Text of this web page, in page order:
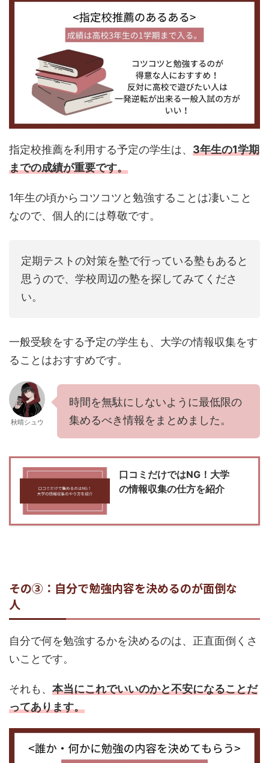
指定校推薦を利用する予定の学生は、 3年生の1学期
までの成績が重要です。
1年生の頃からコツコツと勉強することは凄いこと
なので、個人的には尊敬です。
定期テストの対策を塾で行っている塾もあると
思うので、学校周辺の塾を探してみてくださ
い。
一般受験をする予定の学生も、大学の情報収集をす
ることはおすすめです。
秋晴シュウ
時間を無駄にしないように最低限の
集めるべき情報をまとめました。
口コミだけではNG！大学
の情報収集の仕方を紹介
その③：自分で勉強内容を決めるのが面倒な
人
自分で何を勉強するかを決めるのは、正直面倒くさ
いことです。
それも、 本当にこれでいいのかと不安になることだ
ってあります。